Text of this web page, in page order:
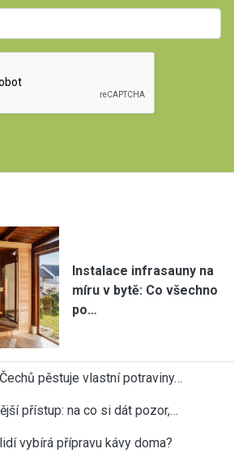
Instalace infrasauny na
míru v bytě: Co všechno
po…
pěstuje vlastní potraviny…
přístup: na co si dát pozor,…
vybírá přípravu kávy doma?